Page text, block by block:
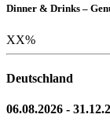
Dinner & Drinks –
XX%
Deutschland
06.08.2026 -